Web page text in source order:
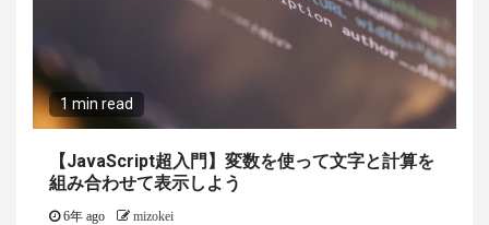
1 min read
【JavaScript超入門】変数を使って文字と計算を
組み合わせて表示しよう
6年 ago mizokei